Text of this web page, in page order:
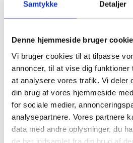
Samtykke Detaljer
Denne hjemmeside bruger
Vi bruger cookies til at tilpasse
annoncer, til at vise dig
at analysere vores trafik. Vi deler
din brug af vores hjemmeside
for sociale medier,
analysepartnere. Vores partnere
data med andre oplysninger, du
de har indsamlet fra din brug af